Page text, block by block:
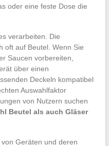
oder eine feste Dose die
verarbeiten. Die
oft auf Beutel. Wenn Sie
Saucen vorbereiten,
über einen
Deckeln kompatibel
Auswahlfaktor
von Nutzern suchen
Beutel als auch Gläser
Geräten und deren